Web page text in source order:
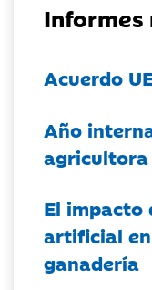
Acuerdo
Año
agricultora
El impacto
artificial
ganadería